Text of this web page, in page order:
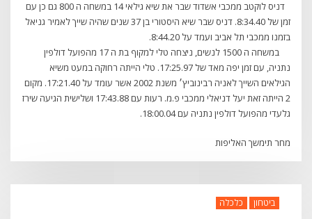
דניס לוקטב ממכבי אשדוד שבר את שיא גילאי 14 במשחה ה 800 גם כן עם
זמן של 8:34.40. דניס שבר שיא היסטורי בן 37 שנים שהיה שייך לאמיר גניאל
בזמנו ממכבי תל אביב ועמד על 8:44.20.
במשחה ה 1500 לנשים, ניצחה טלי למקוף בת ה 17 מהפועל דולפין
נתניה, עם זמן יפה מאד של 17:25.97. טלי הייתה רחוקה במעט משיא
הגילאים השייך לאניה רבינוביץ׳ משנת 2002 אשר עומד על 17:21.40. מקום
2 הייתה זאת יעל דניאלי ממכבי פ.מ. רעות עם 17:43.88 ושלישית הגיעה שירז
גלעדי מהפועל דולפין נתניה עם 18:00.04.
מחר תימשך האליפות
ביטחון כלכלה